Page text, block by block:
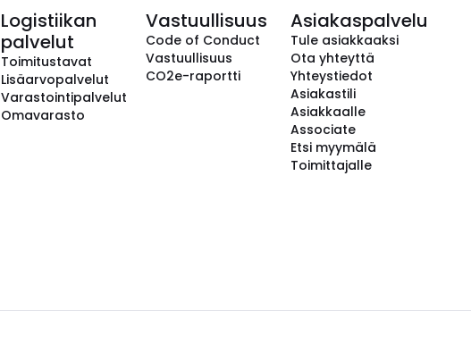
Logistiikan
palvelut
Toimitustavat
Lisäarvopalvelut
Varastointipalvelut
Omavarasto
Vastuullisuus
Code of Conduct
Vastuullisuus
CO2e-raportti
Asiakaspalvelu
Tule asiakkaaksi
Ota yhteyttä
Yhteystiedot
Asiakastili
Asiakkaalle
Associate
Etsi myymälä
Toimittajalle